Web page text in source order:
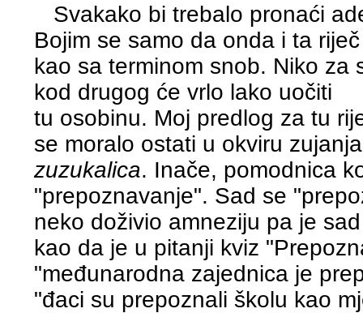
Svakako bi trebalo pronaći
Bojim se samo da onda i ta
kao sa terminom snob. Niko za
kod drugog će vrlo lako uočiti
tu osobinu. Moj predlog za tu
se moralo ostati u okviru
zuzukalica. Inače, pomodnica
"prepoznavanje". Sad se
neko doživio amneziju pa je
kao da je u pitanji kviz
"međunarodna zajednica je
"đaci su prepoznali školu kao